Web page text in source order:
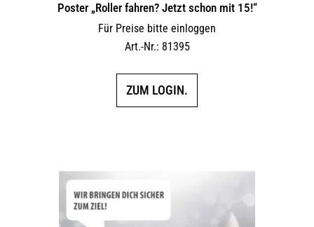
Poster „Roller fahren? Jetzt schon mit 15!“
Für Preise bitte einloggen
Art.-Nr.: 81395
ZUM LOGIN.